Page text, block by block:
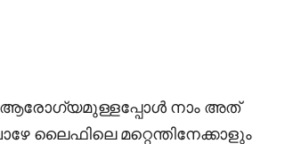
നാം അത്
ലൈഫിലെ മറ്റെന്തിനേക്കാളും